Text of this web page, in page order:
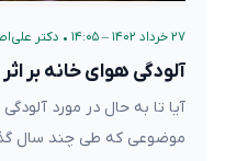
۲۷ خرداد ۱۴۰۲ – ۱۴:۰۵ • دکتر
آلودگی هوای خانه بر
آیا تا به حال در مورد
موضوعی که طی چند سال